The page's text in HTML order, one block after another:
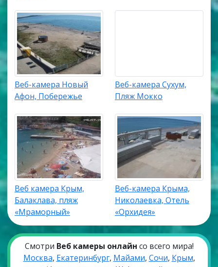
Веб-камера Новый
Афон, Побережье
Веб-камера Сухум,
Пляж Мокко
Веб камера Крым,
Балаклава, пляж
«Мраморный»
Веб-камера Крыма,
Николаевка, Отель
«Орхидея»
Смотри Веб камеры онлайн со всего мира!
Москва, Екатеринбург, Майами, Сочи, Крым,